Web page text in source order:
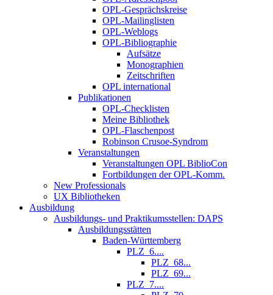
OPL-Gesprächskreise
OPL-Mailinglisten
OPL-Weblogs
OPL-Bibliographie
Aufsätze
Monographien
Zeitschriften
OPL international
Publikationen
OPL-Checklisten
Meine Bibliothek
OPL-Flaschenpost
Robinson Crusoe-Syndrom
Veranstaltungen
Veranstaltungen OPL BiblioCon
Fortbildungen der OPL-Komm.
New Professionals
UX Bibliotheken
Ausbildung
Ausbildungs- und Praktikumsstellen: DAPS
Ausbildungsstätten
Baden-Württemberg
PLZ_6....
PLZ_68...
PLZ_69...
PLZ_7....